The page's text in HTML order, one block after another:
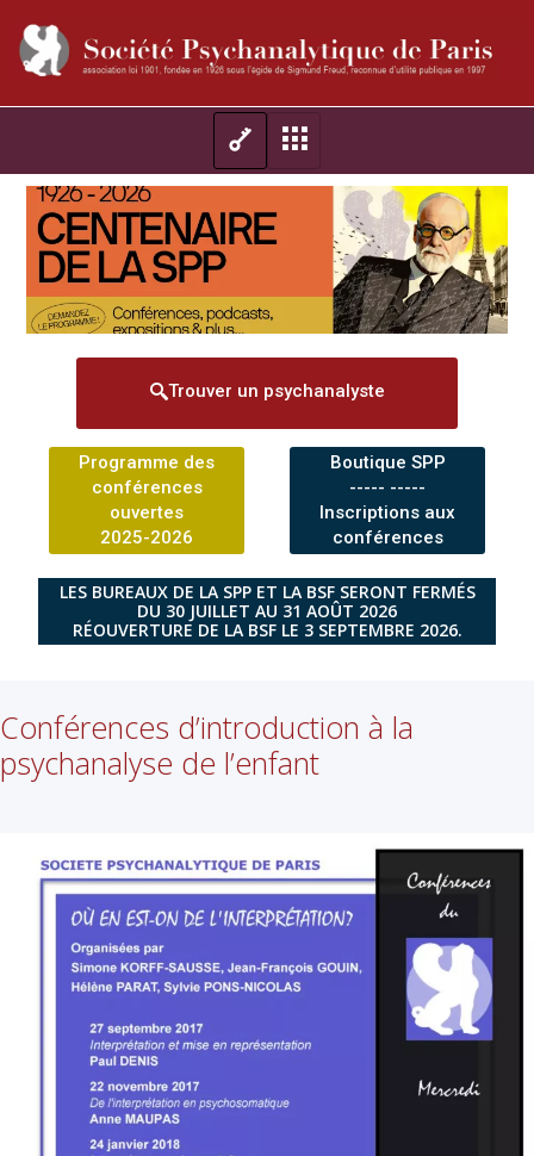
Trouver un psychanalyste
Programme des
conférences
ouvertes
2025-2026
Boutique SPP
----- -----
Inscriptions aux
conférences
LES BUREAUX DE LA SPP ET LA BSF SERONT FERMÉS
DU 30 JUILLET AU 31 AOÛT 2026
RÉOUVERTURE DE LA BSF LE 3 SEPTEMBRE 2026.
Conférences d’introduction à la
psychanalyse de l’enfant